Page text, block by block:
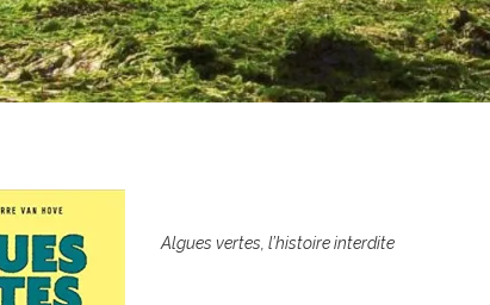
Algues vertes, l’histoire interdite